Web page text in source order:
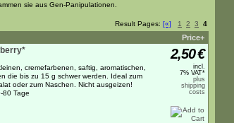
sie aus Gen-Panipulationen.
Result Pages: [«] 1 2 3 4
Price+
cremefarbenen, saftig, aromatischen,
die bis zu 15 g schwer werden. Ideal zum
oder zum Naschen. Nicht ausgeizen!
80 Tage
2,50€
incl.
7% VAT*
plus
shipping
costs